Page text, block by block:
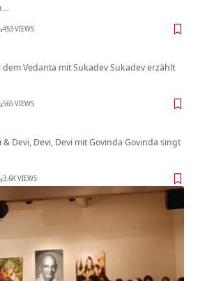
453 VIEWS
Vedanta mit Sukadev Sukadev erzählt
565 VIEWS
Devi, Devi, Devi mit Govinda Govinda singt
3.6K VIEWS